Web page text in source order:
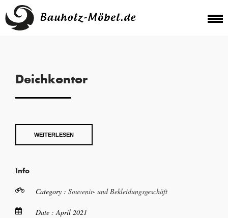
Deichkontor
WEITERLESEN
Info
Category : Souvenir- und Bekleidungsgeschäft
Date : April 2021